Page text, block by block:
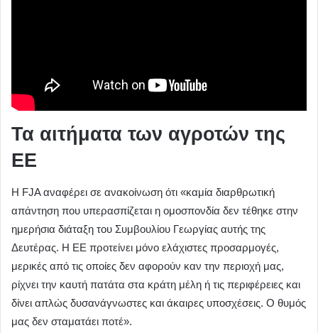
Τα αιτήματα των αγροτών της
ΕΕ
Η FJA αναφέρει σε ανακοίνωση ότι «καμία διαρθρωτική
απάντηση που υπερασπίζεται η ομοσπονδία δεν τέθηκε στην
ημερήσια διάταξη του Συμβουλίου Γεωργίας αυτής της
Δευτέρας. Η ΕΕ προτείνει μόνο ελάχιστες προσαρμογές,
μερικές από τις οποίες δεν αφορούν καν την περιοχή μας,
ρίχνει την καυτή πατάτα στα κράτη μέλη ή τις περιφέρειες και
δίνει απλώς δυσανάγνωστες και άκαιρες υποσχέσεις. Ο θυμός
μας δεν σταματάει ποτέ».